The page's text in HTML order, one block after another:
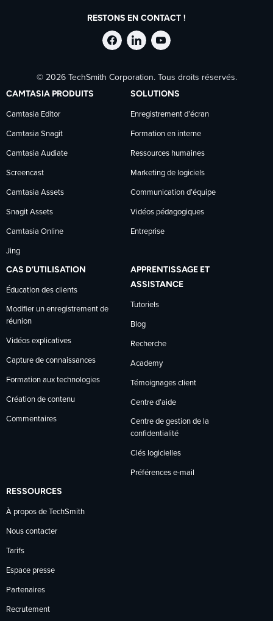
RESTONS EN CONTACT !
Suivre
TechSmith
sur
Facebook
Suivre
TechSmith
sur
LinkedIn
Suivre
TechSmith
sur
YouTube
© 2026 TechSmith Corporation. Tous droits réservés.
CAMTASIA PRODUITS
Camtasia Editor
Camtasia Snagit
Camtasia Audiate
Screencast
Camtasia Assets
Snagit Assets
Camtasia Online
Jing
SOLUTIONS
Enregistrement d’écran
Formation en interne
Ressources humaines
Marketing de logiciels
Communication d’équipe
Vidéos pédagogiques
Entreprise
CAS D’UTILISATION
Éducation des clients
Modifier un enregistrement de
réunion
Vidéos explicatives
Capture de connaissances
Formation aux technologies
Création de contenu
Commentaires
APPRENTISSAGE ET
ASSISTANCE
Tutoriels
Blog
Recherche
Academy
Témoignages client
Centre d’aide
Centre de gestion de la
confidentialité
Clés logicielles
Préférences e-mail
RESSOURCES
À propos de TechSmith
Nous contacter
Tarifs
Espace presse
Partenaires
Recrutement